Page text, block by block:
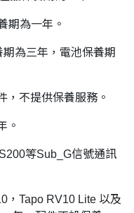
期為一年。
為三年，電池保養期
，不提供保養服務。
。
等Sub_G信號通訊
，Tapo RV10 Lite 以及